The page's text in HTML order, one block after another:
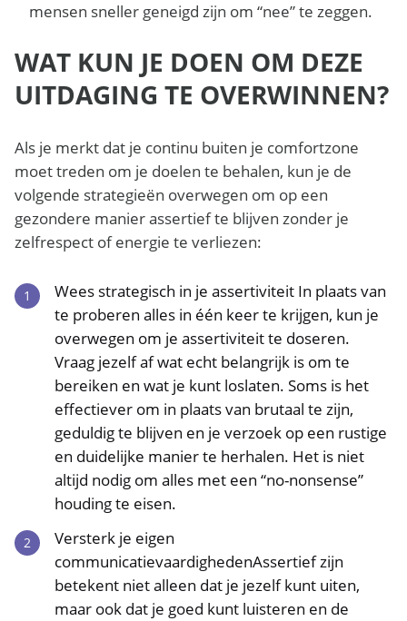
mensen sneller geneigd zijn om “nee” te zeggen.
WAT KUN JE DOEN OM DEZE
UITDAGING TE OVERWINNEN?
Als je merkt dat je continu buiten je comfortzone
moet treden om je doelen te behalen, kun je de
volgende strategieën overwegen om op een
gezondere manier assertief te blijven zonder je
zelfrespect of energie te verliezen:
Wees strategisch in je assertiviteit In plaats van
te proberen alles in één keer te krijgen, kun je
overwegen om je assertiviteit te doseren.
Vraag jezelf af wat echt belangrijk is om te
bereiken en wat je kunt loslaten. Soms is het
effectiever om in plaats van brutaal te zijn,
geduldig te blijven en je verzoek op een rustige
en duidelijke manier te herhalen. Het is niet
altijd nodig om alles met een “no-nonsense”
houding te eisen.
Versterk je eigen
communicatievaardighedenAssertief zijn
betekent niet alleen dat je jezelf kunt uiten,
maar ook dat je goed kunt luisteren en de